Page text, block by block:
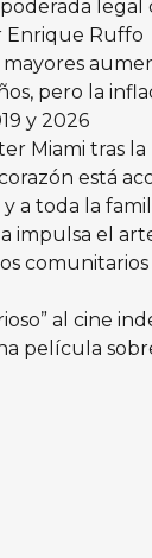
legal
Enrique Ruffo
mayores
pero la
y 2026
Miami tras
está
a toda la
impulsa el
al cine
película